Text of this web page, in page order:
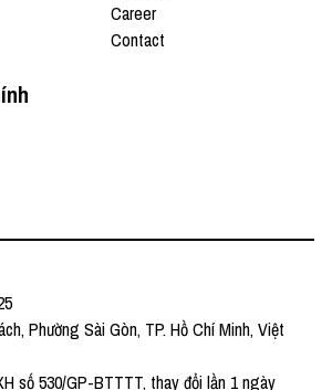
Career
Contact
Phường Sài Gòn, TP. Hồ Chí Minh, Việt
số 530/GP-BTTTT, thay đổi lần 1 ngày